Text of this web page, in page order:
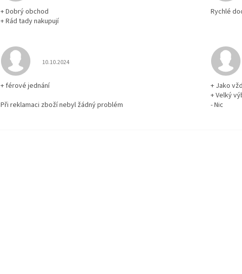
+ Dobrý obchod
+ Rád tady nakupují
Rychlé
Hodnocení obchodu je 5 z 5 hvězdiček.
10.10.2024
+ férové jednání
Při reklamaci zboží nebyl žádný problém
+ Jako
+ Velký
- Nic